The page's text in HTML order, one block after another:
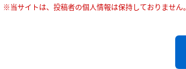
※当サイトは、投稿者の個人情報は保持しておりません。